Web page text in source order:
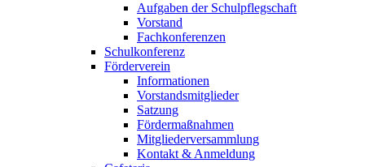
Aufgaben der Schulpflegschaft
Vorstand
Fachkonferenzen
Schulkonferenz
Förderverein
Informationen
Vorstandsmitglieder
Satzung
Fördermaßnahmen
Mitgliederversammlung
Kontakt & Anmeldung